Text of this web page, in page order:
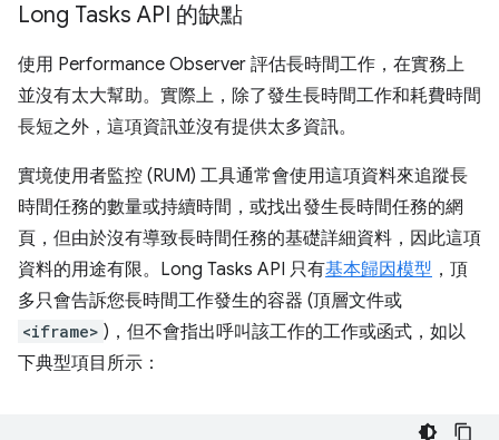
Long Tasks API 的缺點
使用 Performance Observer 評估長時間工作，在實務上
並沒有太大幫助。實際上，除了發生長時間工作和耗費時間
長短之外，這項資訊並沒有提供太多資訊。
實境使用者監控 (RUM) 工具通常會使用這項資料來追蹤長
時間任務的數量或持續時間，或找出發生長時間任務的網
頁，但由於沒有導致長時間任務的基礎詳細資料，因此這項
資料的用途有限。Long Tasks API 只有基本歸因模型 ，頂
多只會告訴您長時間工作發生的容器 (頂層文件或
<iframe> )，但不會指出呼叫該工作的工作或函式，如以
下典型項目所示：